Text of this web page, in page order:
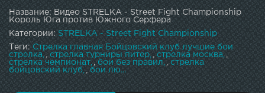
Название: Видео STRELKA - Street Fight Championship
Король Юга против Южного Серфера
Категории:STRELKA - Street Fight Championship
Теги: Стрелка главная Бойцовский клуб лучшие бои
стрелка , стрелка турниры питер ,стрелка москва ,
стрелка чемпионат ,бои без правил ,стрелка
бойцовский клуб
,бои лю...